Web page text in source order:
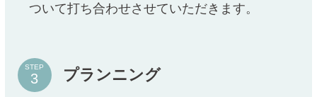
ついて打ち合わせさせていただきます。
STEP プランニング